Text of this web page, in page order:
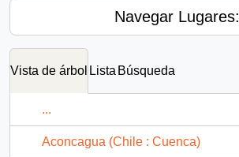
Navegar Lugares:
Vista de árbol Lista Búsqueda
...
Aconcagua (Chile : Cuenca)